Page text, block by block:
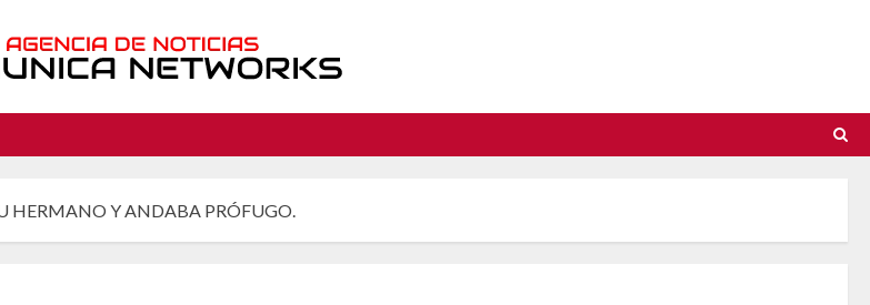
HERMANO Y ANDABA PRÓFUGO.